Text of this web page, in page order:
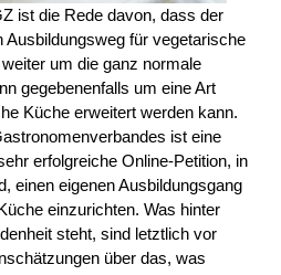
ist die Rede davon, dass der
Ausbildungsweg für vegetarische
um die ganz normale
gegebenenfalls um eine Art
Küche erweitert werden kann.
ist eine
erfolgreiche Online-Petition, in
einen eigenen Ausbildungsgang
einzurichten. Was hinter
steht, sind letztlich vor
über das, was